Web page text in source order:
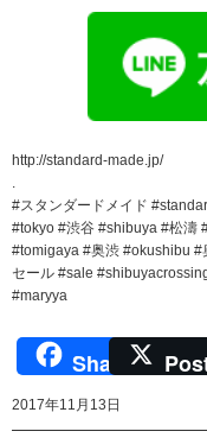
http://standard-made.jp/
.
#スタンダードメイド
#tokyo #渋谷 #shibuya #松濤
#tomigaya #奥渋 #okushibu
セール #sale
#maryya
Share
2017年11月13日